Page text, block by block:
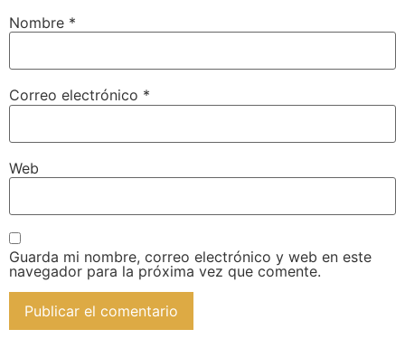
Nombre *
Correo electrónico *
Web
Guarda mi nombre, correo electrónico y web en este
navegador para la próxima vez que comente.